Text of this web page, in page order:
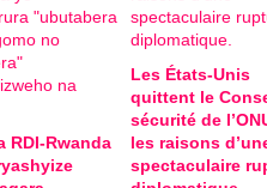
RDI-Rwanda
Les États-Unis
quittent le
sécurité de
les raisons
spectaculaire